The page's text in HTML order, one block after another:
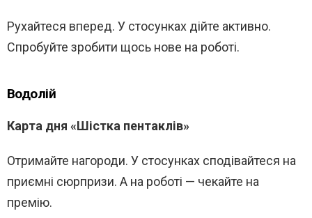
Рухайтеся вперед. У стосунках дійте активно.
Спробуйте зробити щось нове на роботі.
Водолій
Карта дня «Шістка пентаклів»
Отримайте нагороди. У стосунках сподівайтеся на
приємні сюрпризи. А на роботі — чекайте на
премію.